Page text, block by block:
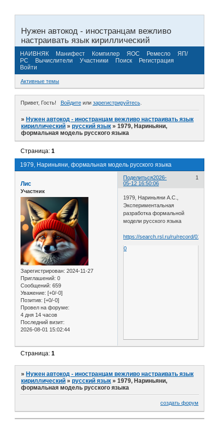
Нужен автокод - иностранцам вежливо
настраивать язык кириллический
НАИВНЯК Манифест Компилер ЯОС Ремесло
ЯП/
РС
Вычислители Участники Поиск
Регистрация
Войти
Активные темы
Привет, Гость! Войдитеили зарегистрируйтесь.
»Нужен автокод - иностранцам вежливо настраивать язык
кириллический »русский язык »1979, Нариньяни,
формальная модель русского языка
1979, Нариньяни, формальная модель русского языка
Страница:1
Поделиться 1
2026-
05-12 16:50:06
Лис
Участник
Зарегистрирован: 2024-11-27
Приглашений: 0
Сообщений: 659
Уважение: [+0/-0]
Позитив: [+0/-0]
Провел на форуме:
4 дня 14 часов
Последний визит:
2026-08-01 15:02:44
1979, Нариньяни А.С.,
Экспериментальная
разработка формальной
модели русского языка
https://search.rsl.ru/ru/record/
0
Страница:1
»Нужен автокод - иностранцам вежливо настраивать язык
кириллический »русский язык »1979, Нариньяни,
формальная модель русского языка
создать форум